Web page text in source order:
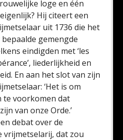
loge en één
Hij citeert een
uit 1736 die het
gemengde
eindigden met ‘les
liederlijkheid en
En aan het slot van zijn
‘Het is om
te voorkomen dat
van onze Orde.’
debat over de
vrijmetselarij, dat zou